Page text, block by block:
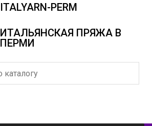
ITALYARN-PERM
ИТАЛЬЯНСКАЯ ПРЯЖА В
ПЕРМИ